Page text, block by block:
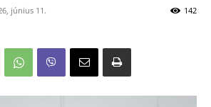
június 11. 142